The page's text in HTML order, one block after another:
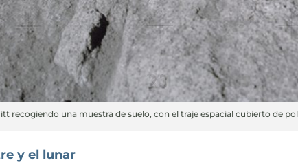
recogiendo una muestra de suelo, con el traje espacial cubierto de
y el lunar